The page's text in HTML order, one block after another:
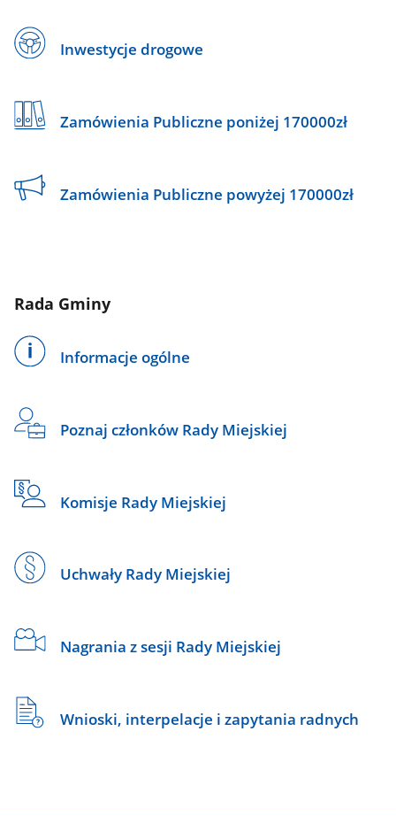
Inwestycje drogowe
Zamówienia Publiczne poniżej 170000zł
Zamówienia Publiczne powyżej 170000zł
Rada Gminy
Informacje ogólne
Poznaj członków Rady Miejskiej
Komisje Rady Miejskiej
Uchwały Rady Miejskiej
Nagrania z sesji Rady Miejskiej
Wnioski, interpelacje i zapytania radnych